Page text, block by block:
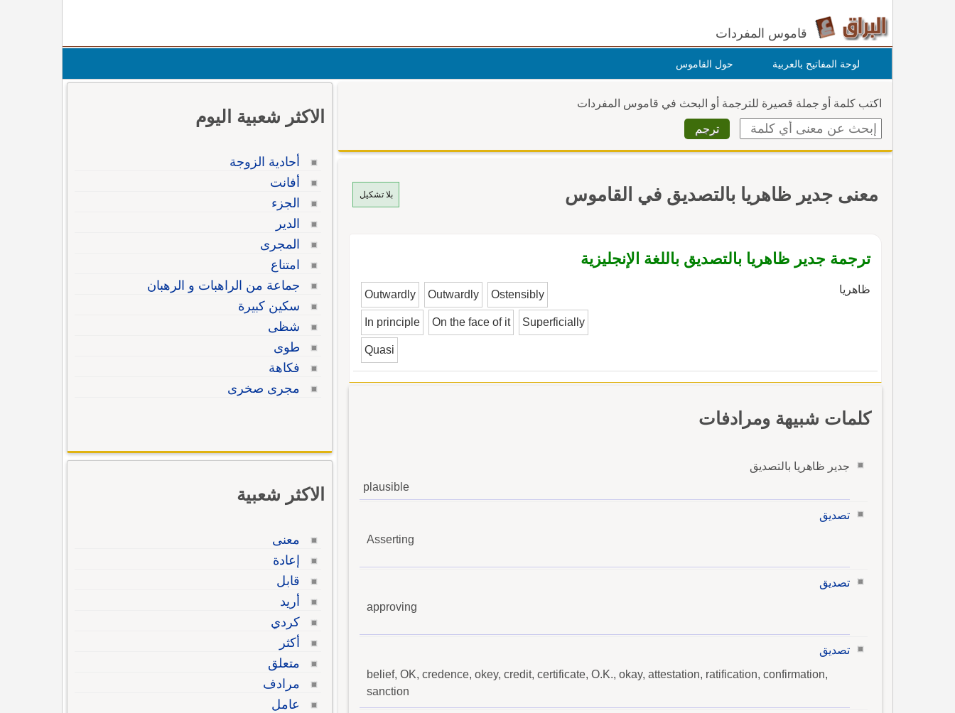
قاموس المفردات
لوحة المفاتيح بالعربية حول القاموس
اكتب كلمة أو جملة قصيرة للترجمة أو البحث في قاموس المفردات
بلا تشكيل معنى جدير ظاهريا بالتصديق في القاموس
ترجمة جدير ظاهريا بالتصديق باللغة الإنجليزية
ظاهريا Outwardly Outwardly Ostensibly
In principle On the face of it Superficially
Quasi
كلمات شبيهة ومرادفات
جدير ظاهريا بالتصديق
plausible
تصديق
Asserting
تصديق
approving
تصديق
belief, OK, credence, okey, credit, certificate, O.K., okay, attestation, ratification, confirmation,
sanction
الاكثر شعبية اليوم
أحادية الزوجة
أفانت
الجزء
الدير
المجرى
امتناع
جماعة من الراهبات و الرهبان
سكين كبيرة
شظى
طوى
فكاهة
مجرى صخرى
الاكثر شعبية
معنى
إعادة
قابل
أريد
كردي
أكثر
متعلق
مرادف
عامل